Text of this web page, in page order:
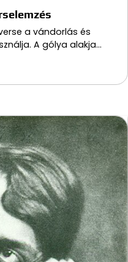
a vándorlás és
A gólya alakja…